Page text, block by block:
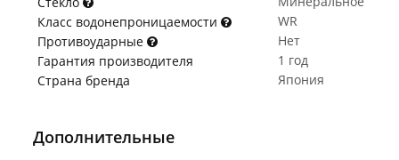
Класс водонепроницаемости
WR
Противоударные
Нет
Гарантия производителя
1 год
Страна бренда
Япония
Дополнительные